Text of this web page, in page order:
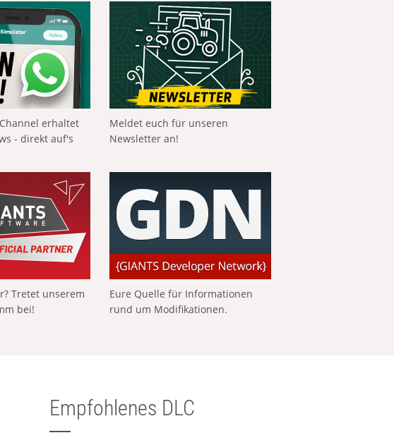
erhaltet
- direkt auf's
Meldet euch für unseren
Newsletter an!
Tretet unserem
bei!
Eure Quelle für Informationen
rund um Modifikationen.
Empfohlenes DLC